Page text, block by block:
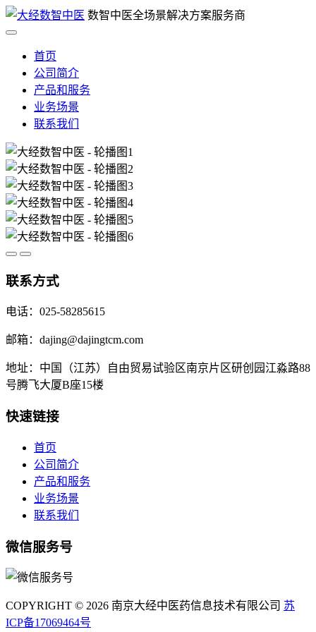
数智中医全场景解决方案服务商
首页
公司简介
产品和服务
业务场景
联系我们
联系方式
电话：025-58285615
邮箱：dajing@dajingtcm.com
地址：中国（江苏）自由贸易试验区南京片区研创园江淼路88
号腾飞大厦B座15楼
快速链接
首页
公司简介
产品和服务
业务场景
联系我们
微信服务号
COPYRIGHT © 2026 南京大经中医药信息技术有限公司 苏
ICP备17069464号